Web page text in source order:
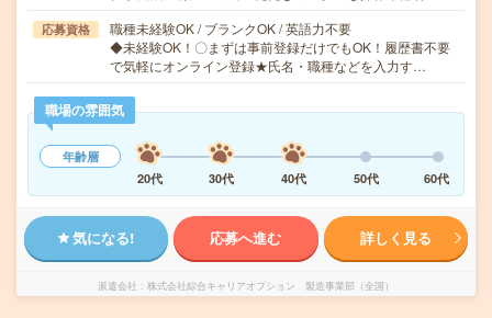
応募資格
職種未経験OK / ブランクOK / 英語力不要
◆未経験OK！〇まずは事前登録だけでもOK！履歴書不要
で気軽にオンライン登録★氏名・職種などを入力す…
職場の雰囲気
年齢層
20代
30代 40代 50代 60代
気になる! 応募へ進む 詳しく見る
派遣会社 株式会社綜合キャリアオプション 製造事業部（全国）